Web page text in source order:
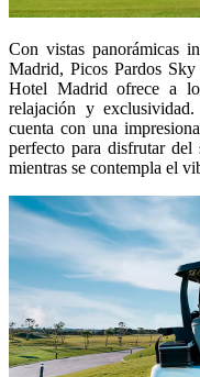
Con vistas panorámicas
Madrid, Picos Pardos
Hotel Madrid ofrece a
relajación y
cuenta con una
perfecto para disfrutar del
mientras se contempla el